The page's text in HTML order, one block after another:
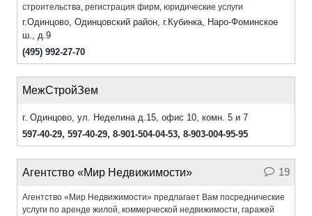
строительства, регистрация фирм, юридические услуги
г.Одинцово, Одинцовский район, г.Кубинка, Наро-Фоминское
ш., д.9
(495) 992-27-70
МежСтройЗем
г. Одинцово, ул. Неделина д.15, офис 10, комн. 5 и 7
597-40-29, 597-40-29, 8-901-504-04-53, 8-903-004-95-95
19
Агентство «Мир Недвижимости»
Агентство «Мир Недвижимости» предлагает Вам посреднические
услуги по аренде жилой, коммерческой недвижимости, гаражей